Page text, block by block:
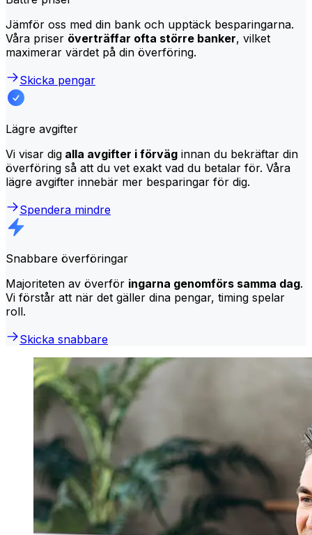
Jämför oss med din bank och upptäck besparingarna.
Våra priser överträffar ofta större banker, vilket
maximerar värdet på din överföring.
Skicka pengar
Lägre avgifter
Vi visar dig alla avgifter i förväg innan du bekräftar din
överföring så att du vet exakt vad du betalar för. Våra
lägre avgifter innebär mer besparingar för dig.
Spendera mindre
Snabbare överföringar
Majoriteten av överför ingarna genomförs samma dag.
Vi förstår att när det gäller dina pengar, timing spelar
roll.
Skicka snabbare